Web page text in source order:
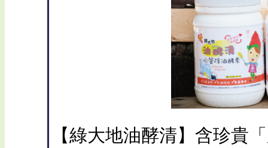
【綠大地油酵清】含珍貴